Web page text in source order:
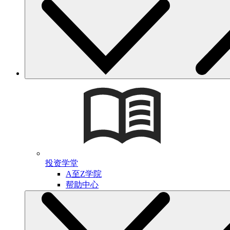
投资学堂
A至Z学院
帮助中心